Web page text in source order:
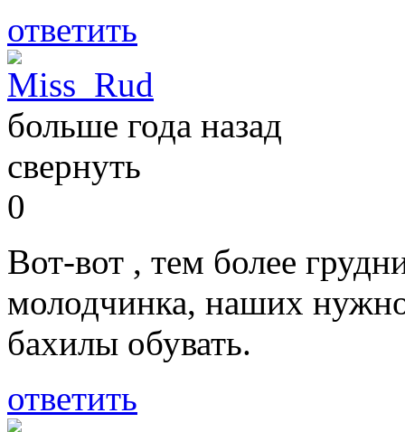
ответить
Miss_Rud
больше года назад
свернуть
0
Вот-вот , тем более
молодчинка, наших нужно
бахилы обувать.
ответить